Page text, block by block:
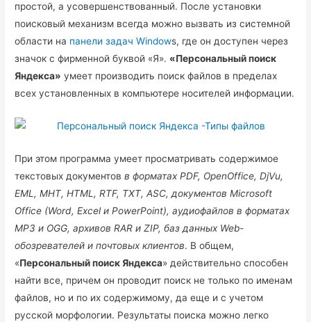
простой, а усовершенствованный. После установки
поисковый механизм всегда можно вызвать из системной
области на панели задач Windows, где он доступен через
значок с фирменной буквой «Я». «Персональный поиск
Яндекса» умеет производить поиск файлов в пределах
всех установленных в компьютере носителей информации.
При этом программа умеет просматривать содержимое
текстовых документовв форматах PDF, OpenOffice, DjVu,
EML, MHT, HTML, RTF, TXT, ASC, документов Microsoft
Office (Word, Excel и PowerPoint), аудиофайлов в форматах
MP3 и OGG, архивов RAR и ZIP, баз данных Web-
обозревателей и почтовых клиентов. В общем,
«Персональный поиск Яндекса» действительно способен
найти все, причем он проводит поиск не только по именам
файлов, но и по их содержимому, да еще и с учетом
русской морфологии. Результаты поиска можно легко